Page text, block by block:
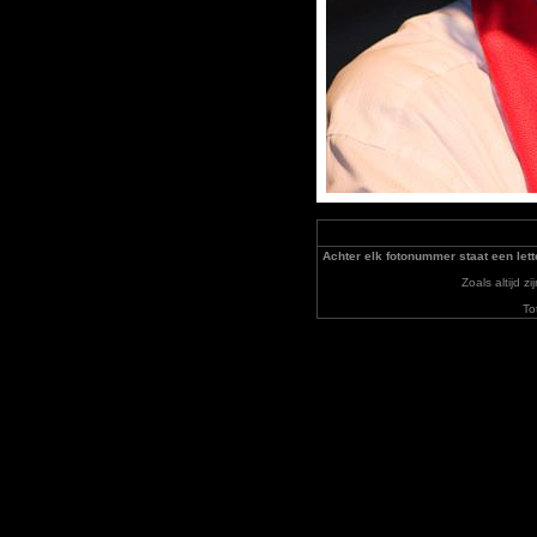
Achter elk fotonummer staat een
Zoals altijd